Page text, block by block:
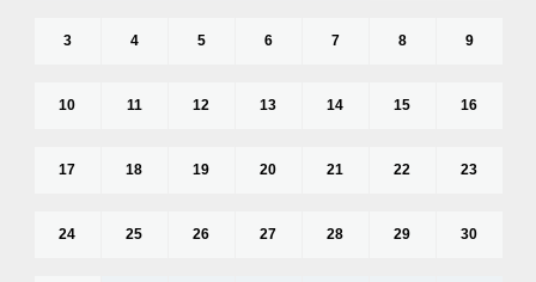
3 4 5 6 7 8 9
10 11 12 13 14 15 16
17 18 19 20 21 22 23
24 25 26 27 28 29 30